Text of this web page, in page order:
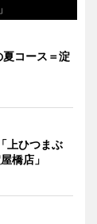
コース＝淀
上ひつまぶ
橋店」